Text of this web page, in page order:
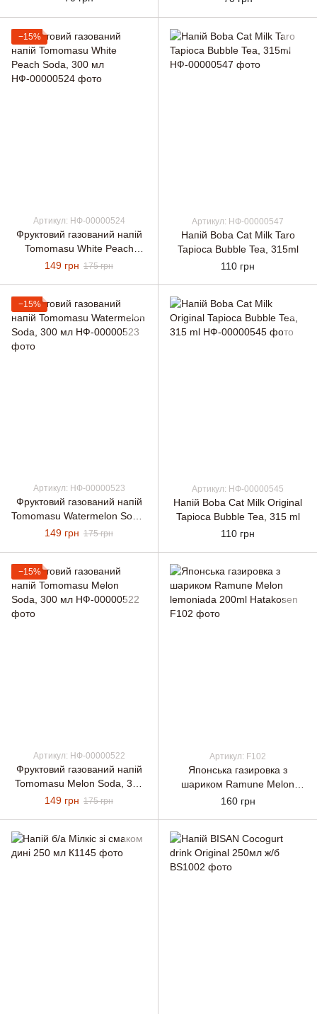
−15%
Артикул: НФ-00000524
Фруктовий газований напій
Tomomasu White Peach
Soda, 300 мл
149 грн 175 грн
Артикул: НФ-00000547
Напій Boba Cat Milk Taro
Tapioca Bubble Tea, 315ml
110 грн
−15%
Артикул: НФ-00000523
Фруктовий газований напій
Tomomasu Watermelon Soda,
300 мл
149 грн 175 грн
Артикул: НФ-00000545
Напій Boba Cat Milk Original
Tapioca Bubble Tea, 315 ml
110 грн
−15%
Артикул: НФ-00000522
Фруктовий газований напій
Tomomasu Melon Soda, 300
мл
149 грн 175 грн
Артикул: F102
Японська газировка з
шариком Ramune Melon
lemoniada 200ml Hatakosen
160 грн